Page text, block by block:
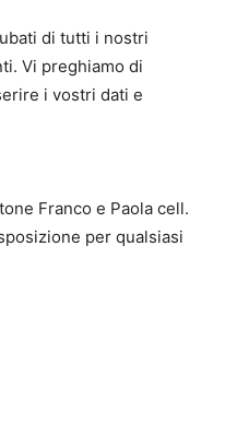
di tutti i nostri
Vi preghiamo di
i vostri dati e
Franco e Paola cell.
per qualsiasi